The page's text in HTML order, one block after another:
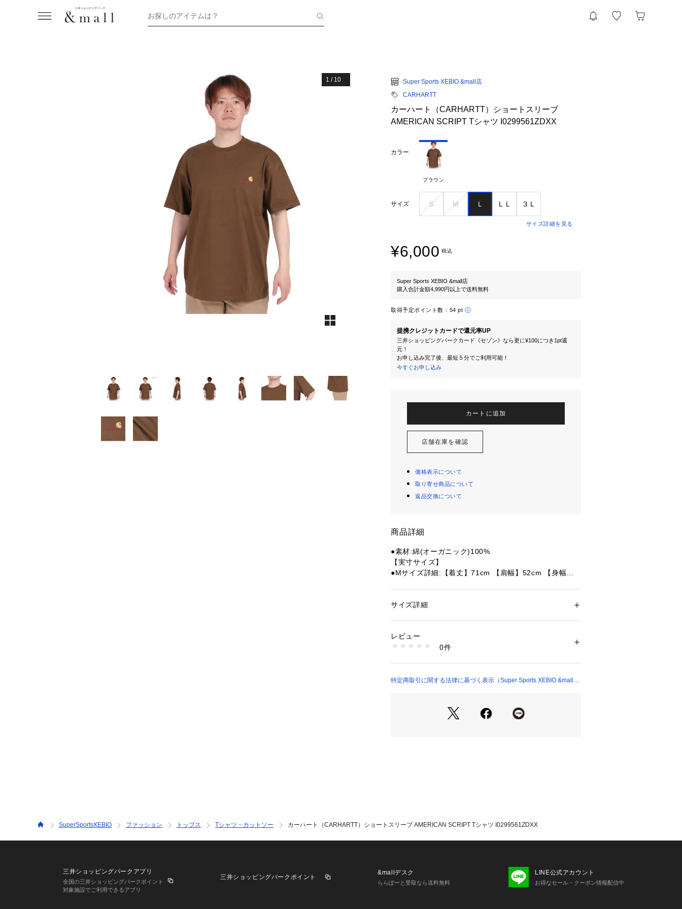
お探しのアイテムは？
1 / 10
Super Sports XEBIO &mall店
CARHARTT
カーハート（CARHARTT）ショートスリーブ
AMERICAN SCRIPT Tシャツ I0299561ZDXX
カラー
ブラウン
サイズ Ｓ Ｍ Ｌ ＬＬ ３Ｌ
サイズ詳細を見る
¥6,000 税込
Super Sports XEBIO &mall店
購入合計金額4,990円以上で送料無料
取得予定ポイント数： 54 pt
提携クレジットカードで還元率UP
三井ショッピングパークカード《セゾン》なら更に¥100につき1pt還
元！
お申し込み完了後、最短５分でご利用可能！
今すぐお申し込み
カートに追加
店舗在庫を確認
価格表示について
取り寄せ商品について
返品交換について
商品詳細
●素材:綿(オーガニック)100%
【実寸サイズ】
●Mサイズ詳細:【着丈】71cm 【肩幅】52cm 【身幅】5
幅】59cm 【袖丈】22cm
●3Lサイズ詳細:【着丈】80cm 【肩幅】58.5cm 【身
幅】65cm 【袖丈】23.5cm
●毎シーズン好評のCarhartt WIP定番商品、ショートス
刺繍したアイコニックなアイテム。
●着心地の良い厚手の生地感、ゆったりとしたルーズな
すため、多少の誤差が生じる場合がございます。
※一部商品において弊社カラー表記がメーカーカラー表
実際の商品の色味が若干異なる場合があります。
※掲載の価格・製品のパッケージ・デザイン・仕様につ
性別：メンズ
商品番号：
10856276801 （ショップ）
サイズ詳細
レビュー
0件
特定商取引に関する法律に基づく表示（Super Sports XEBIO &mall
SuperSportsXEBIO ファッション トップス Tシャツ・カットソー カーハート（CARHARTT）ショートスリーブ AMERICAN SCRIPT Tシャツ I0299561ZDXX
三井ショッピングパークアプリ
全国の三井ショッピングパークポイント
対象施設でご利用できるアプリ
三井ショッピングパークポイント
&mallデスク
ららぽーと受取なら送料無料
LINE公式アカウント
お得なセール・クーポン情報配信中